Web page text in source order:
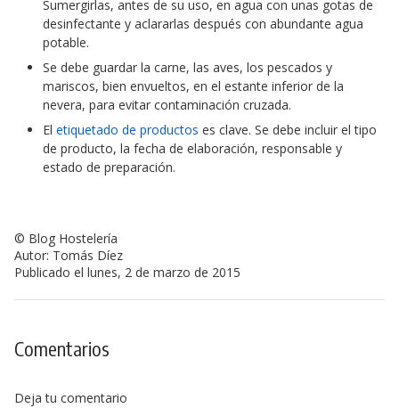
Sumergirlas, antes de su uso, en agua con unas gotas de
desinfectante y aclararlas después con abundante agua
potable.
Se debe guardar la carne, las aves, los pescados y
mariscos, bien envueltos, en el estante inferior de la
nevera, para evitar contaminación cruzada.
El etiquetado de productos es clave. Se debe incluir el tipo
de producto, la fecha de elaboración, responsable y
estado de preparación.
© Blog Hostelería
Autor: Tomás Díez
Publicado el lunes, 2 de marzo de 2015
Comentarios
Deja tu comentario